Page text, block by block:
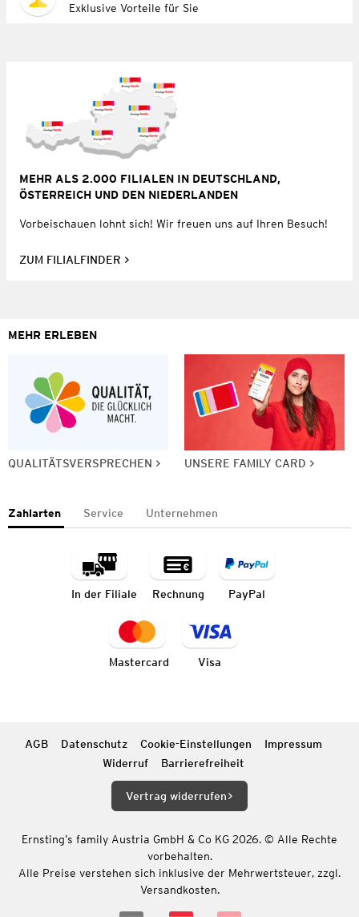
Exklusive Vorteile für Sie
MEHR ALS 2.000 FILIALEN IN DEUTSCHLAND,
ÖSTERREICH UND DEN NIEDERLANDEN
Vorbeischauen lohnt sich! Wir freuen uns auf Ihren Besuch!
ZUM FILIALFINDER
MEHR ERLEBEN
QUALITÄTSVERSPRECHEN UNSERE FAMILY CARD
Zahlarten Service Unternehmen
In der Filiale Rechnung PayPal
Mastercard Visa
AGB Datenschutz Cookie-Einstellungen
Impressum
Widerruf
Barrierefreiheit
Vertrag widerrufen
Ernsting’s family Austria GmbH & Co KG 2026. © Alle Rechte
vorbehalten.
Alle Preise verstehen sich inklusive der Mehrwertsteuer, zzgl.
Versandkosten.